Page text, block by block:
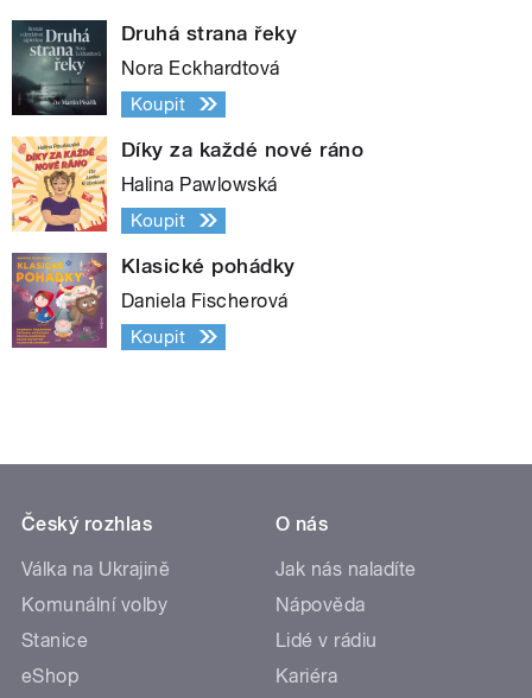
Druhá strana řeky
Nora Eckhardtová
Koupit
Díky za každé nové ráno
Halina Pawlowská
Koupit
Klasické pohádky
Daniela Fischerová
Koupit
Český rozhlas
Válka na Ukrajině
Komunální volby
Stanice
eShop
O nás
Jak nás naladíte
Nápověda
Lidé v rádiu
Kariéra